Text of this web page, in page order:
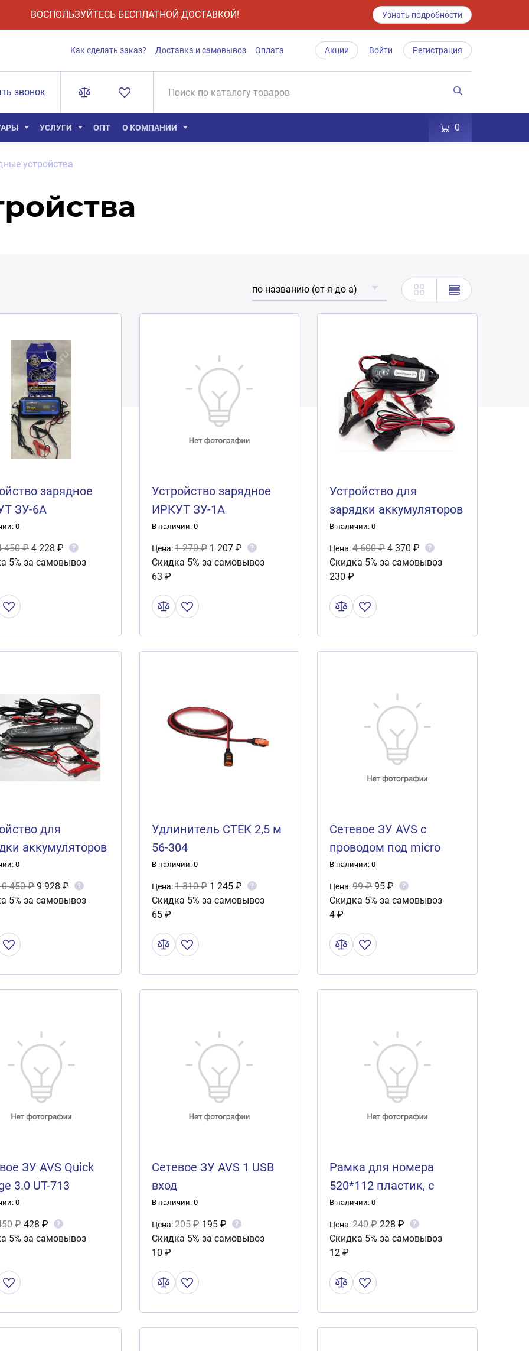
ВОСПОЛЬЗУЙТЕСЬ БЕСПЛАТНОЙ ДОСТАВКОЙ! Узнать подробности
Как сделать заказ? Доставка и самовывоз Оплата Акции Войти Регистрация
звонок
УСЛУГИ ОПТ О КОМПАНИИ 0
устройства
по названию (от я до а)
зарядное
ЗУ-6А
0
450 ₽ 4 228 ₽ ?
5% за самовывоз
Устройство зарядное
ИРКУТ ЗУ-1А
В наличии: 0
Цена:1 270 ₽ 1 207 ₽ ?
Скидка 5% за самовывоз
63 ₽
Устройство для
зарядки аккумуляторов
DekaPower 20 (2А)
В наличии: 0
Цена:4 600 ₽ 4 370 ₽ ?
Скидка 5% за самовывоз
230 ₽
для
аккумуляторов
110 (10A)
0
450 ₽ 9 928 ₽ ?
5% за самовывоз
Удлинитель СТЕК 2,5 м
56-304
В наличии: 0
Цена:1 310 ₽ 1 245 ₽ ?
Скидка 5% за самовывоз
65 ₽
Сетевое ЗУ AVS с
проводом под micro
USB 1.2A TMC-111
В наличии: 0
Цена:99 ₽ 95 ₽ ?
Скидка 5% за самовывоз
4 ₽
ЗУ AVS Quick
3.0 UT-713
0
₽ 428 ₽ ?
5% за самовывоз
Сетевое ЗУ AVS 1 USB
вход
В наличии: 0
Цена:205 ₽ 195 ₽ ?
Скидка 5% за самовывоз
10 ₽
Рамка для номера
520*112 пластик, с
защелкой, черная СТД
HAVAL (рельеф
серебро) 1шт
В наличии: 0
Цена:240 ₽ 228 ₽ ?
Скидка 5% за самовывоз
12 ₽